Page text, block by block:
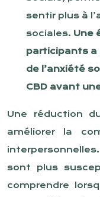
sentir plus à
sociales. Une
participants a
de l’anxiété
CBD avant
Une réduction
améliorer la
sont plus
comprendre